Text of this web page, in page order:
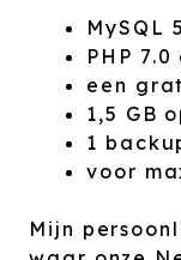
MySQL
PHP 7.0
een
1,5 GB
1
voor
Mijn